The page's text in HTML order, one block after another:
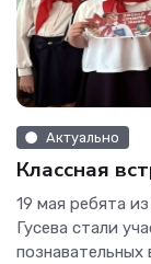
Актуально
Классная
19 мая ребята
Гусева стали